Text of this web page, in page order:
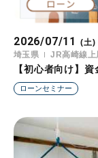
2026/07/11
(土)
埼玉県
JR高崎線上
【初心者向け】
ローンセミナー